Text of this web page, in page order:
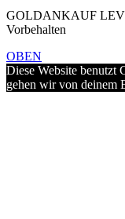
GOLDANKAUF
Vorbehalten
OBEN
Diese Website benutzt
gehen wir von deinem